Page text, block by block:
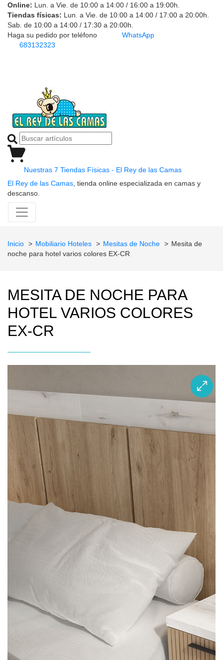
Online: Lun. a Vie. de 10:00 a 14:00 / 16:00 a 19:00h.
Tiendas físicas: Lun. a Vie. de 10:00 a 14:00 / 17:00 a 20:00h.
Sab. de 10:00 a 14:00 / 17:30 a 20:00h.
Haga su pedido por teléfono
683132323
WhatsApp
Nuestras 7 Tiendas Físicas - El Rey de las Camas
El Rey de las Camas , tienda online especializada en camas y
descanso.
Inicio Mobiliario Hoteles Mesitas de Noche
Mesita de
noche para hotel varios colores EX-CR
MESITA DE NOCHE PARA
HOTEL VARIOS COLORES
EX-CR